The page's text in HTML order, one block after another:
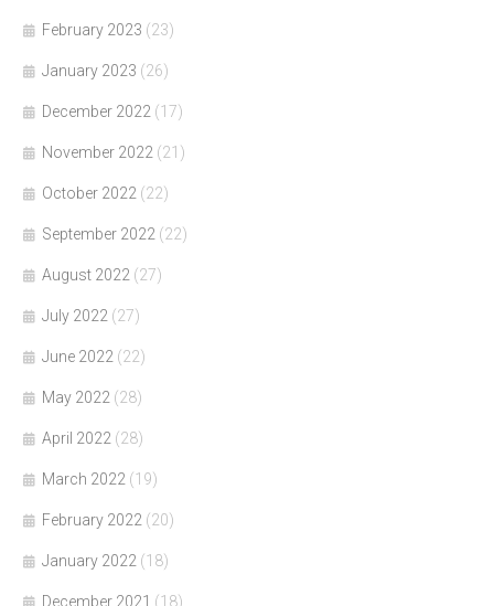
February 2023 (23)
January 2023 (26)
December 2022 (17)
November 2022 (21)
October 2022 (22)
September 2022 (22)
August 2022 (27)
July 2022 (27)
June 2022 (22)
May 2022 (28)
April 2022 (28)
March 2022 (19)
February 2022 (20)
January 2022 (18)
December 2021 (18)